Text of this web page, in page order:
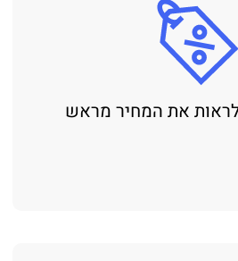
לראות את המחיר מראש